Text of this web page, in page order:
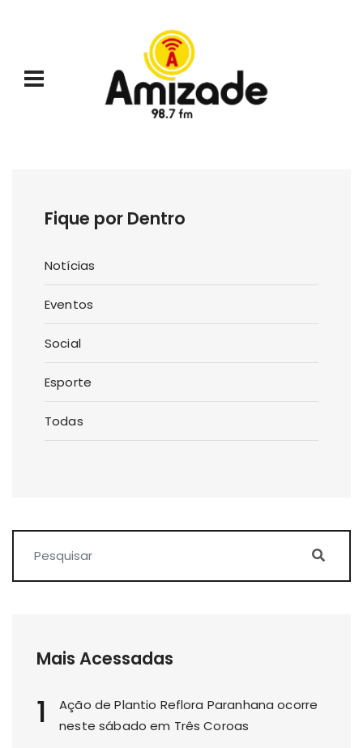
Fique por Dentro
Notícias
Eventos
Social
Esporte
Todas
Mais Acessadas
1
Ação de Plantio Reflora Paranhana ocorre
neste sábado em Três Coroas